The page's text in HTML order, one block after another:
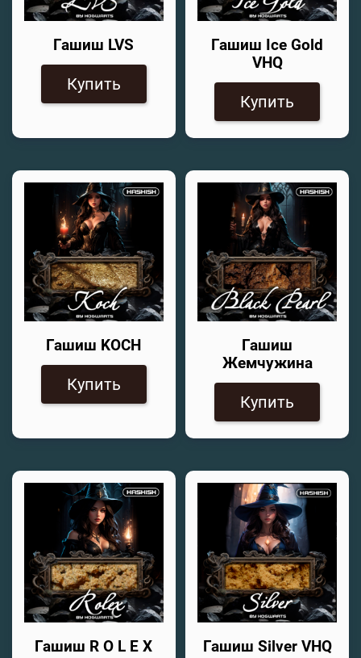
Гашиш LVS
Купить
Гашиш Ice Gold
VHQ
Купить
Гашиш KOCH
Купить
Гашиш
Жемчужина
Купить
Гашиш R O L E X Гашиш Silver VHQ